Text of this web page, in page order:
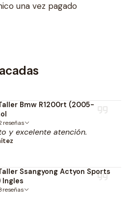
una vez pagado
Bmw R1200rt (2005-
2 reseñas
y excelente atención.
Ssangyong Actyon Sports
Ingles
3 reseñas